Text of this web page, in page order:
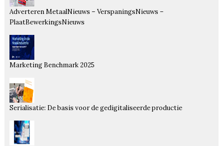
Adverteren MetaalNieuws – VerspaningsNieuws –
PlaatBewerkingsNieuws
Marketing Benchmark 2025
Serialisatie: De basis voor de gedigitaliseerde productie